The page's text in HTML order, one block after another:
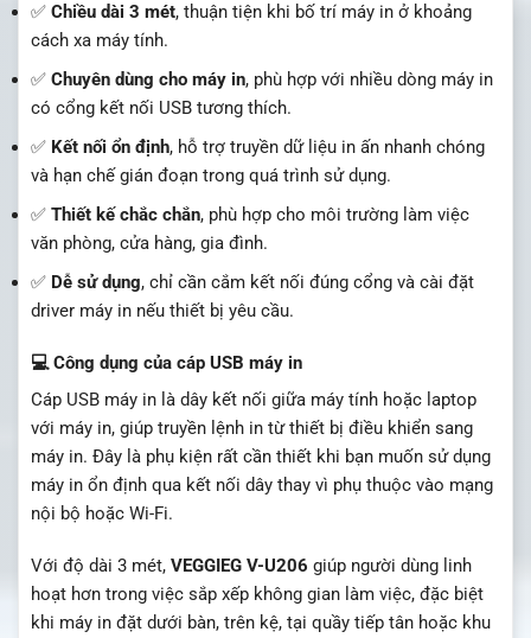
✅ Chiều dài 3 mét, thuận tiện khi bố trí máy in ở khoảng
cách xa máy tính.
✅ Chuyên dùng cho máy in, phù hợp với nhiều dòng máy in
có cổng kết nối USB tương thích.
✅ Kết nối ổn định, hỗ trợ truyền dữ liệu in ấn nhanh chóng
và hạn chế gián đoạn trong quá trình sử dụng.
✅ Thiết kế chắc chắn, phù hợp cho môi trường làm việc
văn phòng, cửa hàng, gia đình.
✅ Dễ sử dụng, chỉ cần cắm kết nối đúng cổng và cài đặt
driver máy in nếu thiết bị yêu cầu.
💻 Công dụng của cáp USB máy in
Cáp USB máy in là dây kết nối giữa máy tính hoặc laptop
với máy in, giúp truyền lệnh in từ thiết bị điều khiển sang
máy in. Đây là phụ kiện rất cần thiết khi bạn muốn sử dụng
máy in ổn định qua kết nối dây thay vì phụ thuộc vào mạng
nội bộ hoặc Wi-Fi.
Với độ dài 3 mét, VEGGIEG V-U206 giúp người dùng linh
hoạt hơn trong việc sắp xếp không gian làm việc, đặc biệt
khi máy in đặt dưới bàn, trên kệ, tại quầy tiếp tân hoặc khu